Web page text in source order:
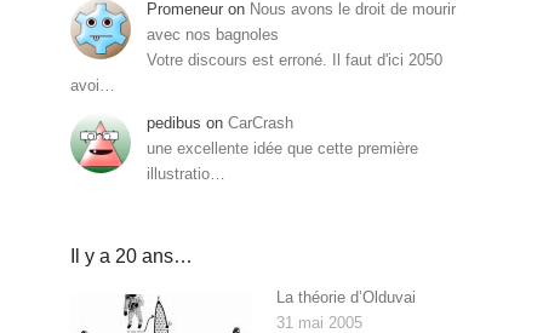
Promeneur on Nous avons le droit de mourir
avec nos bagnoles
Votre discours est erroné. Il faut d'ici 2050
avoi…
pedibus on CarCrash
une excellente idée que cette première
illustratio…
Il y a 20 ans…
La théorie d’Olduvai
31 mai 2005